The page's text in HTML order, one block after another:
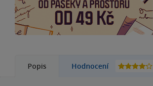
Popis Hodnocení